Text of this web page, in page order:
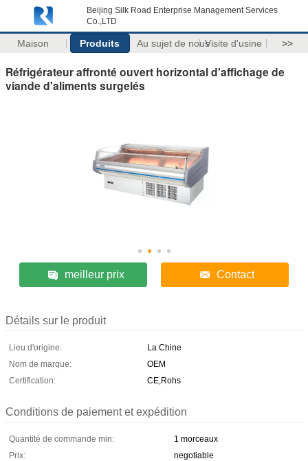
Beijing Silk Road Enterprise Management Services
Co.,LTD
Maison Produits Au sujet de nousVisite d'usine >>
Réfrigérateur affronté ouvert horizontal d'affichage de
viande d'aliments surgelés
meilleur prix Contact
Détails sur le produit
Lieu d'origine:
La Chine
Nom de marque:
OEM
Certification:
CE,Rohs
Conditions de paiement et expédition
Quantité de commande min:
1 morceaux
Prix:
negotiable